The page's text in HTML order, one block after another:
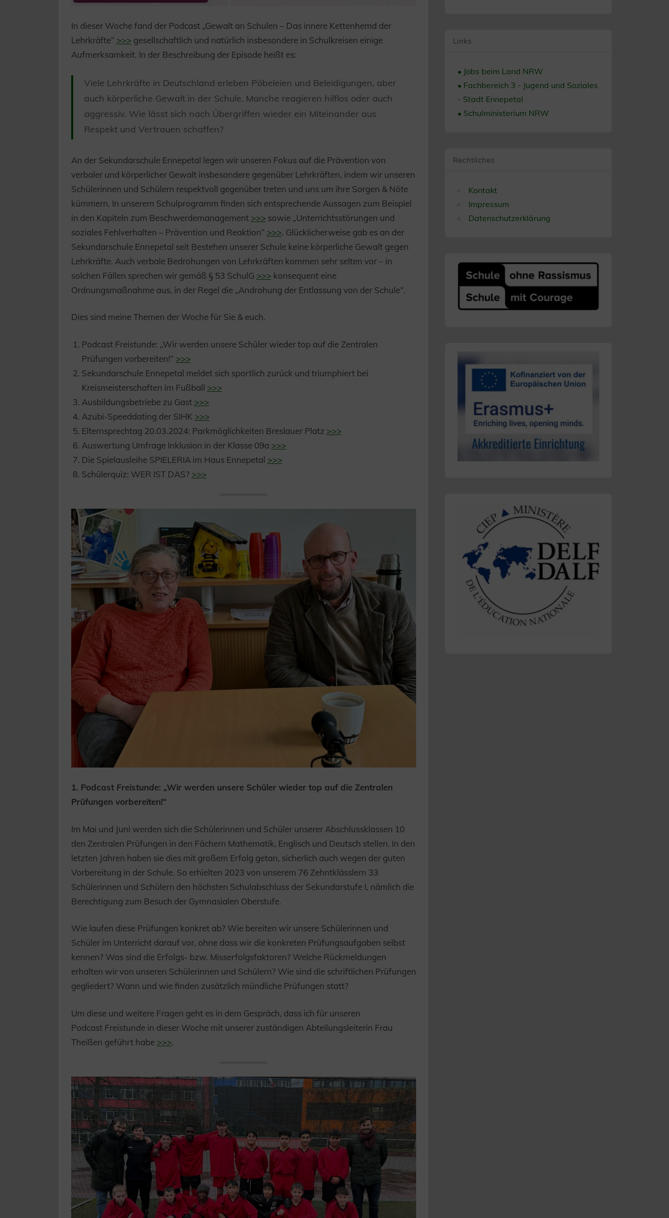
In dieser Woche fand der Podcast „Gewalt an Schulen – Das innere Kettenhemd der
Lehrkräfte“ >>> gesellschaftlich und natürlich insbesondere in Schulkreisen einige
Aufmerksamkeit. In der Beschreibung der Episode heißt es:
Viele Lehrkräfte in Deutschland erleben Pöbeleien und Beleidigungen, aber
auch körperliche Gewalt in der Schule. Manche reagieren hilflos oder auch
aggressiv. Wie lässt sich nach Übergriffen wieder ein Miteinander aus
Respekt und Vertrauen schaffen?
An der Sekundarschule Ennepetal legen wir unseren Fokus auf die Prävention von
verbaler und körperlicher Gewalt insbesondere gegenüber Lehrkräften, indem wir unseren
Schülerinnen und Schülern respektvoll gegenüber treten und uns um ihre Sorgen & Nöte
kümmern. In unserem Schulprogramm finden sich entsprechende Aussagen zum Beispiel
in den Kapiteln zum Beschwerdemanagement >>> sowie „Unterrichtsstörungen und
soziales Fehlverhalten – Prävention und Reaktion“ >>>. Glücklicherweise gab es an der
Sekundarschule Ennepetal seit Bestehen unserer Schule keine körperliche Gewalt gegen
Lehrkräfte. Auch verbale Bedrohungen von Lehrkräften kommen sehr selten vor – in
solchen Fällen sprechen wir gemäß § 53 SchulG >>> konsequent eine
Ordnungsmaßnahme aus, in der Regel die „Androhung der Entlassung von der Schule“.
Dies sind meine Themen der Woche für Sie & euch.
Podcast Freistunde: „Wir werden unsere Schüler wieder top auf die Zentralen
Prüfungen vorbereiten!“ >>>
Sekundarschule Ennepetal meldet sich sportlich zurück und triumphiert bei
Kreismeisterschaften im Fußball >>>
Ausbildungsbetriebe zu Gast >>>
Azubi-Speeddating der SIHK >>>
Elternsprechtag 20.03.2024: Parkmöglichkeiten Breslauer Platz >>>
Auswertung Umfrage Inklusion in der Klasse 09a >>>
Die Spielausleihe SPIELERIA im Haus Ennepetal >>>
Schülerquiz: WER IST DAS? >>>
1. Podcast Freistunde: „Wir werden unsere Schüler wieder top auf die Zentralen
Prüfungen vorbereiten!“
Im Mai und Juni werden sich die Schülerinnen und Schüler unserer Abschlussklassen 10
den Zentralen Prüfungen in den Fächern Mathematik, Englisch und Deutsch stellen. In den
letzten Jahren haben sie dies mit großem Erfolg getan, sicherlich auch wegen der guten
Vorbereitung in der Schule. So erhielten 2023 von unserem 76 Zehntklässlern 33
Schülerinnen und Schülern den höchsten Schulabschluss der Sekundarstufe I, nämlich die
Berechtigung zum Besuch der Gymnasialen Oberstufe.
Wie laufen diese Prüfungen konkret ab? Wie bereiten wir unsere Schülerinnen und
Schüler im Unterricht darauf vor, ohne dass wir die konkreten Prüfungsaufgaben selbst
kennen? Was sind die Erfolgs- bzw. Misserfolgsfaktoren? Welche Rückmeldungen
erhalten wir von unseren Schülerinnen und Schülern? Wie sind die schriftlichen Prüfungen
gegliedert? Wann und wie finden zusätzlich mündliche Prüfungen statt?
Um diese und weitere Fragen geht es in dem Gespräch, dass ich für unseren
Podcast Freistundein dieser Woche mit unserer zuständigen Abteilungsleiterin Frau
Theißen geführt habe >>>.
Links
• Jobs beim Land NRW
• Fachbereich 3 - Jugend und Soziales
- Stadt Ennepetal
• Schulministerium NRW
Rechtliches
Kontakt
Impressum
Datenschutzerklärung